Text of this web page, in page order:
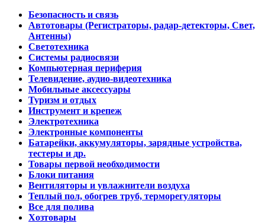
Безопасность и связь
Автотовары (Регистраторы, радар-детекторы, Свет,
Антенны)
Светотехника
Системы радиосвязи
Компьютерная периферия
Телевидение, аудио-видеотехника
Мобильные аксессуары
Туризм и отдых
Инструмент и крепеж
Электротехника
Электронные компоненты
Батарейки, аккумуляторы, зарядные устройства,
тестеры и др.
Товары первой необходимости
Блоки питания
Вентиляторы и увлажнители воздуха
Теплый пол, обогрев труб, терморегуляторы
Все для полива
Хозтовары